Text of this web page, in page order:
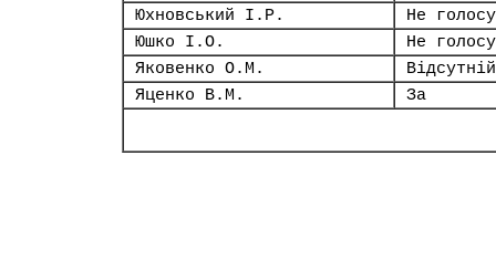
Юхновський І.Р.
Не
Юшко І.О.
Не
Яковенко О.М.
Відсутній
Яценко В.М.
За